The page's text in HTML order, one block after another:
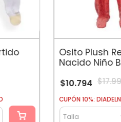
Osito Plush
Nacido Niño
$10.794 $17.
CUPÓN 10%:
Talla